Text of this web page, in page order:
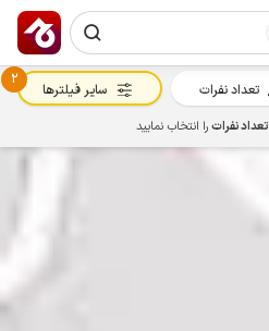
تعداد نفرات
2
سایر فیلترها
تعداد نفراترا انتخاب نمایید